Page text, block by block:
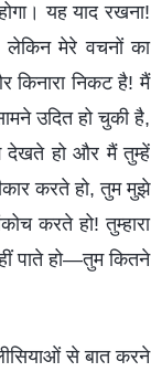
यह याद रखना!
मेरे वचनों का
किनारा निकट है! मैं
उदित हो चुकी है,
देखते हो और मैं तुम्हें
करते हो, तुम मुझे
करते हो! तुम्हारा
पाते हो—तुम कितने
से बात करने